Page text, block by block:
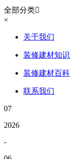
全部分类
×
关于我们
装修建材知识
装修建材百科
联系我们
07
2026
-